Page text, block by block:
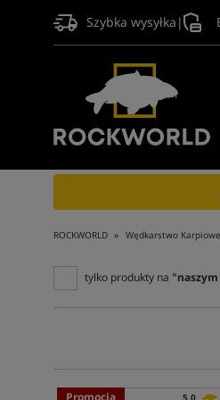
Szybka wysyłka |
ROCKWORLD Wędkarstwo Karpiowe
tylko produkty na
Promocja 5,0